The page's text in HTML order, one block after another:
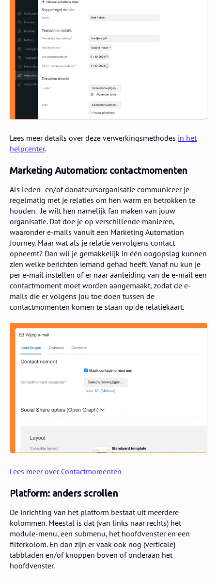
Lees meer details over deze verwerkingsmethodes in het
helpcenter.
Marketing Automation: contactmomenten
Als leden- en/of donateursorganisatie communiceer je
regelmatig met je relaties om hen warm en betrokken te
houden. Je wilt hen namelijk fan maken van jouw
organisatie. Dat doe je op verschillende manieren,
waaronder e-mails vanuit een Marketing Automation
Journey. Maar wat als je relatie vervolgens contact
opneemt? Dan wil je gemakkelijk in één oogopslag kunnen
zien welke berichten iemand gehad heeft. Vanaf nu kun je
per e-mail instellen of er naar aanleiding van de e-mail een
contactmoment moet worden aangemaakt, zodat de e-
mails die er volgens jou toe doen tussen de
contactmomenten komen te staan op de relatiekaart.
Lees meer over Contactmomenten
Platform: anders scrollen
De inrichting van het platform bestaat uit meerdere
kolommen. Meestal is dat (van links naar rechts) het
module-menu, een submenu, het hoofdvenster en een
filterkolom. En dan zijn er vaak ook nog (verticale)
tabbladen en/of knoppen boven of onderaan het
hoofdvenster.